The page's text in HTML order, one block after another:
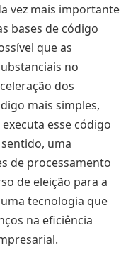
vez mais importante
bases de código
que as
no
dos
mais simples,
esse código
uma
de processamento
de eleição para a
tecnologia que
na eficiência